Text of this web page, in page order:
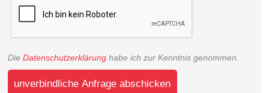
Die Datenschutzerklärung habe ich zur Kenntnis genommen.
unverbindliche Anfrage abschicken